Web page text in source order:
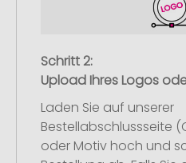
Schritt 2:
Upload Ihres Logos
Laden Sie auf unserer
Bestellabschlussseite
oder Motiv hoch und